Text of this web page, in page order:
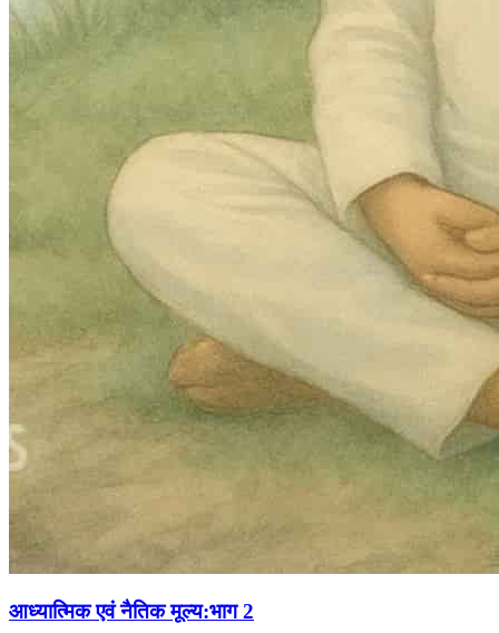
आध्यात्मिक एवं नैतिक मूल्य:भाग 2